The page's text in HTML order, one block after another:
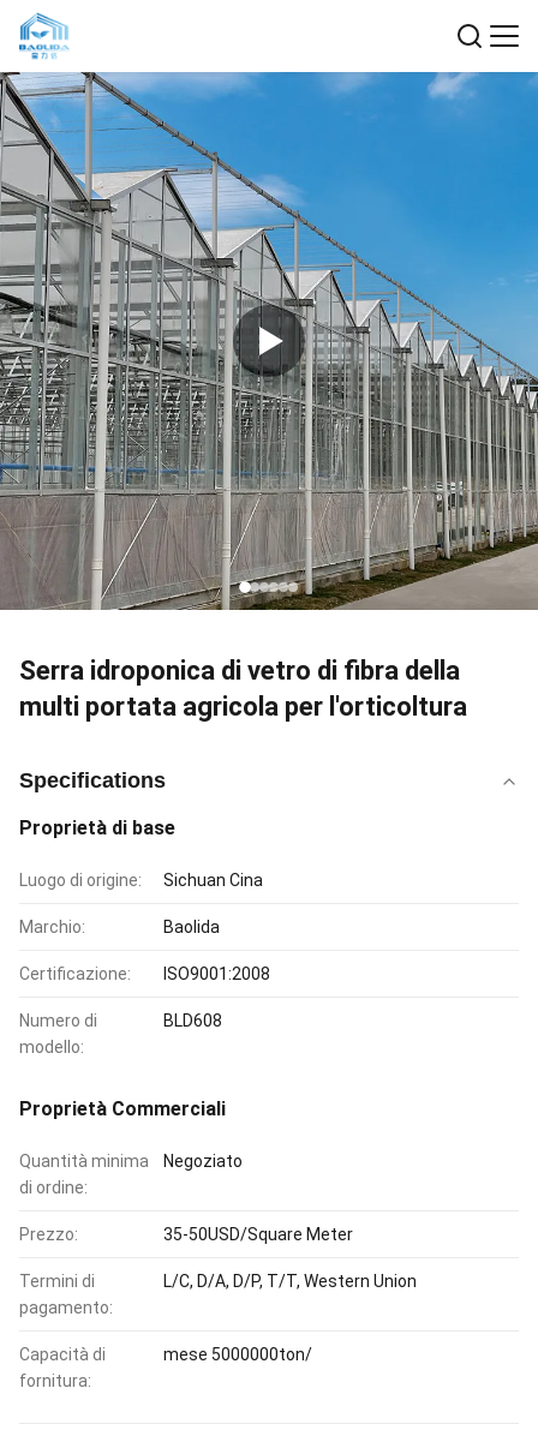
Serra idroponica di vetro di fibra della
multi portata agricola per l'orticoltura
Specifications
Proprietà di base
Luogo di origine: Sichuan Cina
Marchio: Baolida
Certificazione: ISO9001:2008
Numero di
modello:
BLD608
Proprietà Commerciali
Quantità minima
di ordine:
Negoziato
Prezzo: 35-50USD/Square Meter
Termini di
pagamento:
L/C, D/A, D/P, T/T, Western Union
Capacità di
fornitura:
mese 5000000ton/